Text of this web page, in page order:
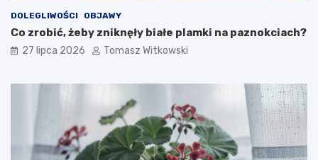
DOLEGLIWOŚCI OBJAWY
Co zrobić, żeby zniknęły białe plamki na paznokciach?
27 lipca 2026 Tomasz Witkowski